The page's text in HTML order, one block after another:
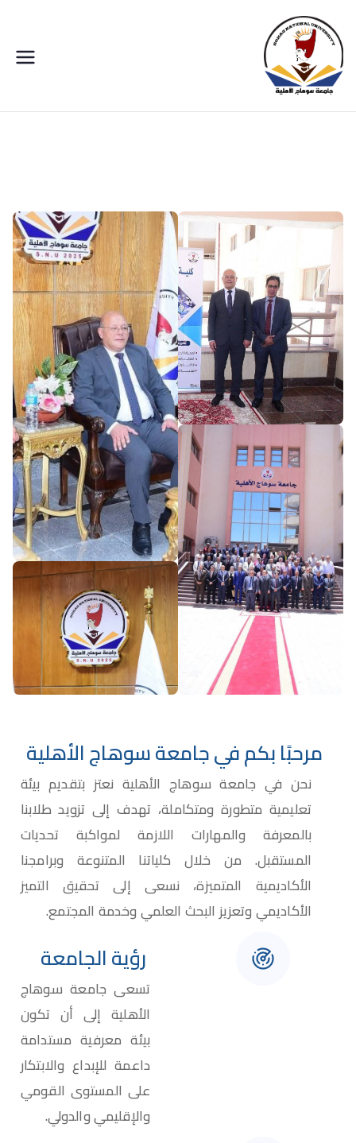
مرحبًا بكم في جامعة سوهاج الأهلية
نحن في جامعة سوهاج الأهلية نعتز بتقديم بيئة
تعليمية متطورة ومتكاملة، تهدف إلى تزويد طلابنا
بالمعرفة والمهارات اللازمة لمواكبة تحديات
المستقبل. من خلال كلياتنا المتنوعة وبرامجنا
الأكاديمية المتميزة، نسعى إلى تحقيق التميز
الأكاديمي وتعزيز البحث العلمي وخدمة المجتمع.​
رؤية الجامعة
تسعى جامعة سوهاج
الأهلية إلى أن تكون
بيئة معرفية مستدامة
داعمة للإبداع والابتكار
على المستوى القومي
والإقليمي والدولي.